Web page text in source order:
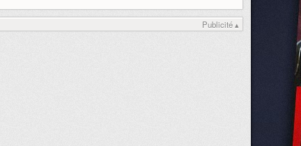
Publicité ▴